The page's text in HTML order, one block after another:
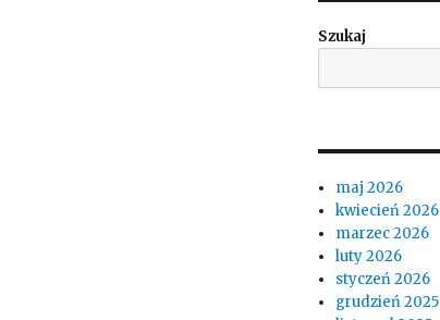
Szukaj
maj 2026
kwiecień 2026
marzec 2026
luty 2026
styczeń 2026
grudzień 2025